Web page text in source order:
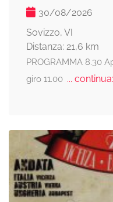
30/08/2026
Sovizzo, VI
Distanza: 21,6 km
PROGRAMMA 8.30
giro 11.00...